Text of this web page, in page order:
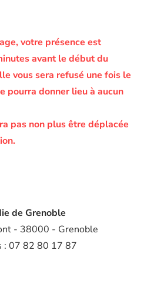
votre présence est
avant le début du
vous sera refusé une fois le
pourra donner lieu à aucun
pas non plus être déplacée
de Grenoble
- 38000 - Grenoble
: 07 82 80 17 87